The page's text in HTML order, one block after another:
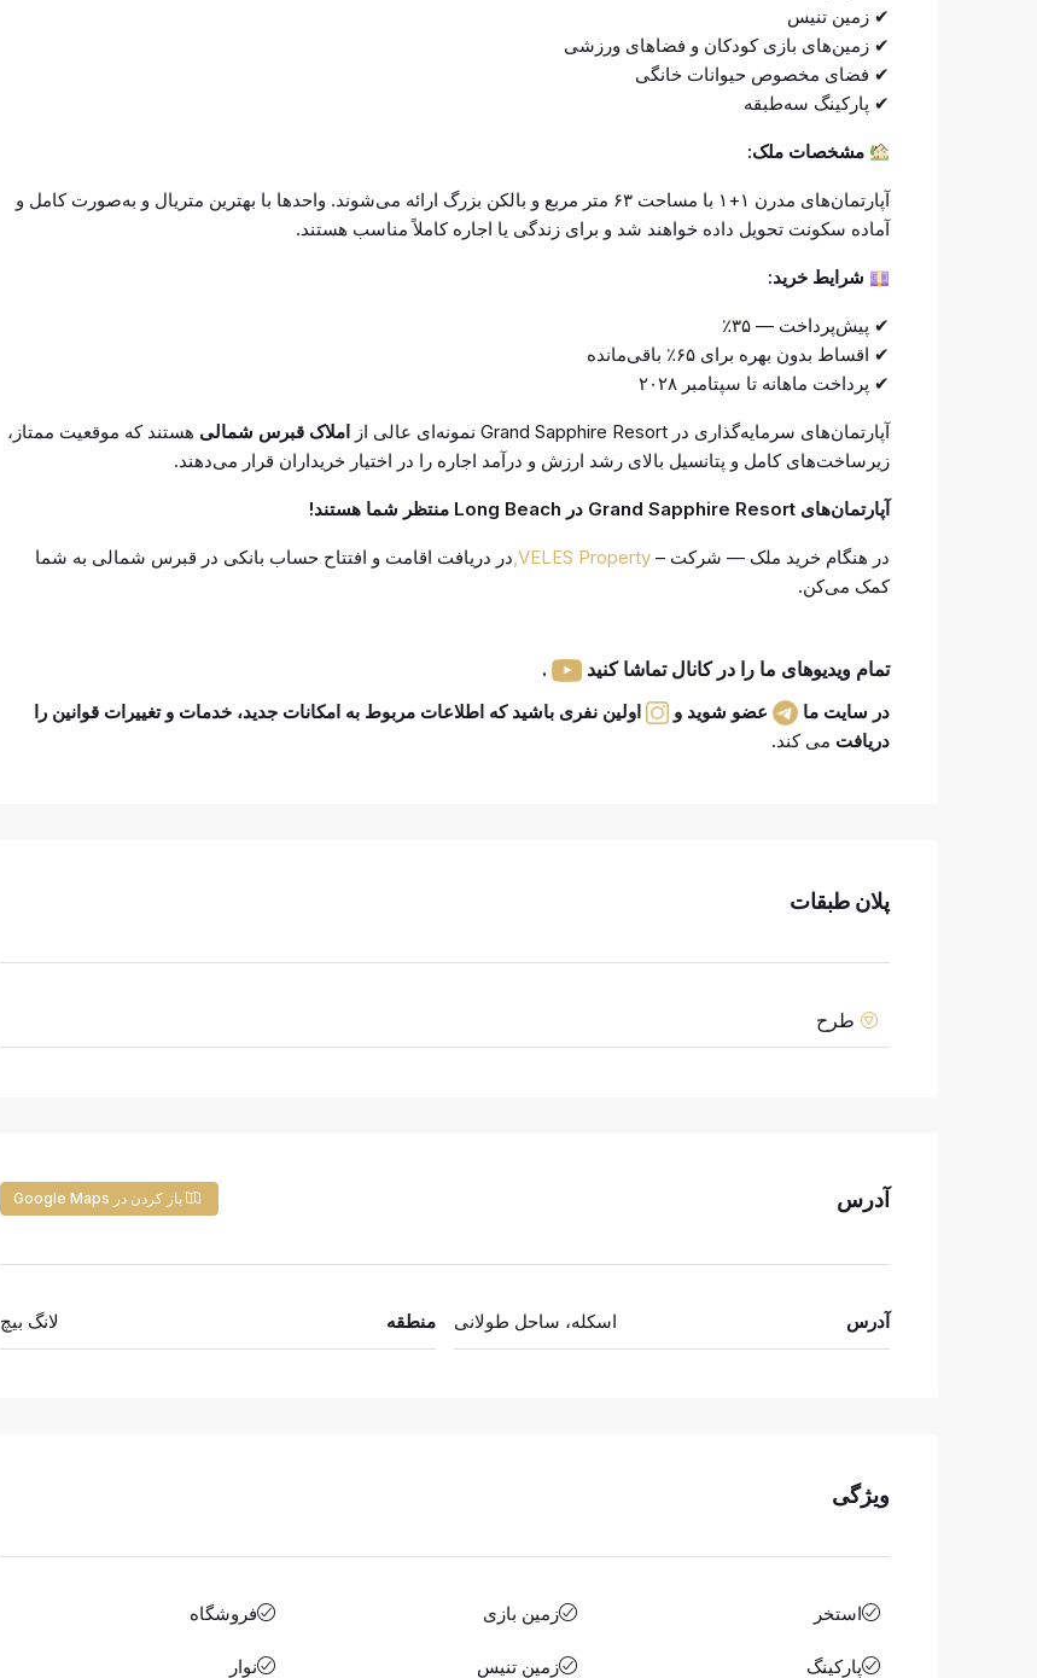
✔ زمین تنیس
✔ زمین‌های بازی کودکان و فضاهای ورزشی
✔ فضای مخصوص حیوانات خانگی
✔ پارکینگ سه‌طبقه
مشخصات ملک:
آپارتمان‌های مدرن ۱+۱ با مساحت ۶۳ متر مربع و بالکن بزرگ ارائه می‌شوند. واحدها با بهترین متریال و به‌صورت کامل و
آماده سکونت تحویل داده خواهند شد و برای زندگی یا اجاره کاملاً مناسب هستند.
شرایط خرید:
✔ پیش‌پرداخت — ۳۵٪
✔ اقساط بدون بهره برای ۶۵٪ باقی‌مانده
✔ پرداخت ماهانه تا سپتامبر ۲۰۲۸
آپارتمان‌های سرمایه‌گذاری در Grand Sapphire Resort نمونه‌ای عالی از املاک قبرس شمالی هستند که موقعیت ممتاز،
زیرساخت‌های کامل و پتانسیل بالای رشد ارزش و درآمد اجاره را در اختیار خریداران قرار می‌دهند.
آپارتمان‌های Grand Sapphire Resort در Long Beach منتظر شما هستند!
در هنگام خرید ملک — شرکت – VELES Property, در دریافت اقامت و افتتاح حساب بانکی در قبرس شمالی به شما
کمک می‌کن.
تمام ویدیوهای ما را در کانال تماشا کنید .
در سایت ما عضو شوید و اولین نفری باشیدکه اطلاعات مربوط به امکانات جدید، خدمات و تغییرات قوانین را
دریافت می کند.
پلان طبقات
طرح
آدرس باز کردن در Google Maps
آدرس اسکله، ساحل طولانی منطقه لانگ بیچ
ویژگی
استخر
پارکینگ
زمین بازی
زمین تنیس
فروشگاه
نوار